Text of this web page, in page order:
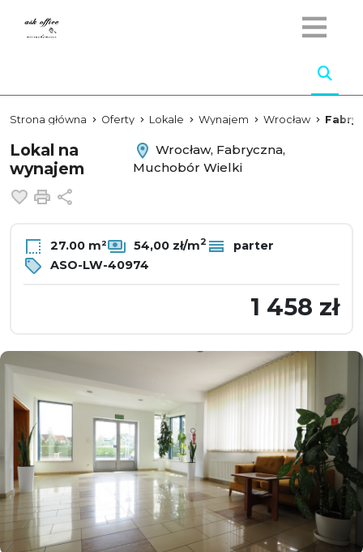
Strona główna Oferty Lokale Wynajem Wrocław
Lokal na
wynajem
Wrocław, Fabryczna,
Muchobór Wielki
Dodaj do ulubionych
Drukuj
27.00 m² 54,00 zł/m2
parter
ASO-LW-40974
1 458 zł